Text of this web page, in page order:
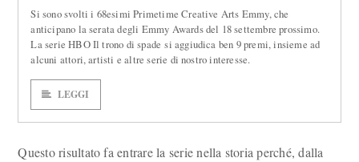
Si sono svolti i 68esimi Primetime Creative Arts Emmy, che
anticipano la serata degli Emmy Awards del 18 settembre prossimo.
La serie HBO Il trono di spade si aggiudica ben 9 premi, insieme ad
alcuni attori, artisti e altre serie di nostro interesse.
LEGGI
Questo risultato fa entrare la serie nella storia perché, dalla